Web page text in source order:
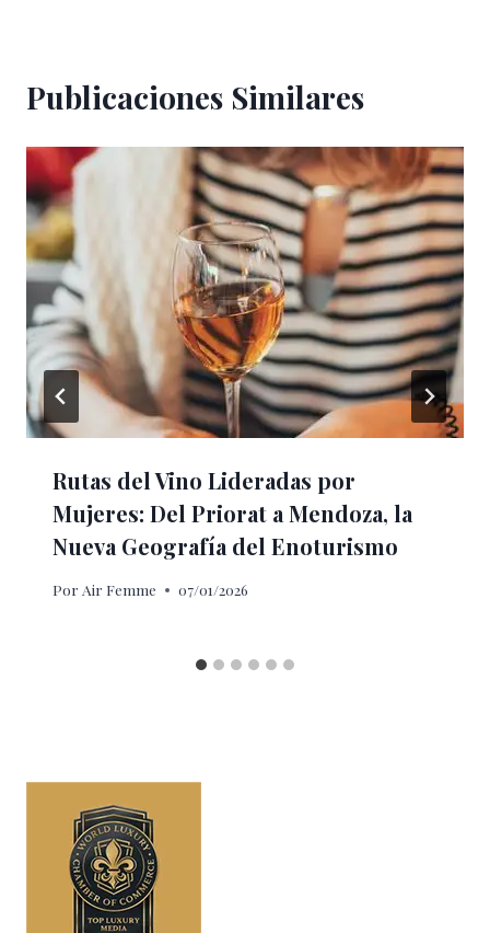
Publicaciones Similares
Rutas del Vino Lideradas por
Mujeres: Del Priorat a Mendoza, la
Nueva Geografía del Enoturismo
Por Air Femme 07/01/2026